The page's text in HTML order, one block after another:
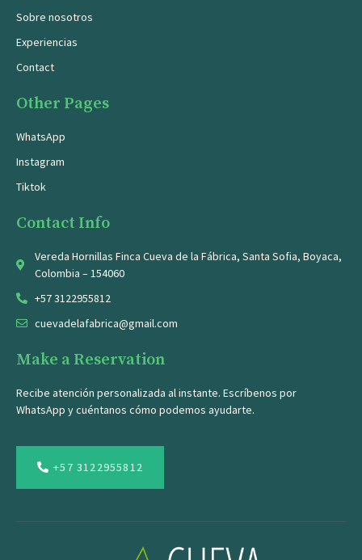
Sobre nosotros
Experiencias
Contact
Other Pages
WhatsApp
Instagram
Tiktok
Contact Info
Vereda Hornillas Finca Cueva de la Fábrica, Santa Sofia, Boyaca,
Colombia – 154060
+57 3122955812
cuevadelafabrica@gmail.com
Make a Reservation
Recibe atención personalizada al instante. Escríbenos por
WhatsApp y cuéntanos cómo podemos ayudarte.
+57 3122955812